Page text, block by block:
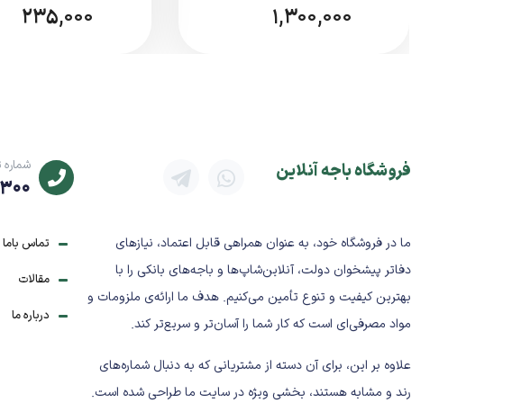
کابل همراه ندارد (به‌صورت جداگانه تهیه می‌شود)
توان خروجی: حداکثر 25 وات
سیستم محافظتی: محافظت در برابر نوسان، افزایش دما
مزایای آداپتور 25 وات سامسونگ
✔ پشتیبانی از سوپر فست‌شارژ واقعی
✔ کیفیت ساخت بالا و اورجینال
✔ شارژ ایمن و پایدار
1,300,000
235,000
فروشگاه باجه آنلاین
ما در فروشگاه خود، به عنوان همراهی قابل اعتماد، نیازهای
دفاتر پیشخوان دولت، آنلاین‌شاپ‌ها و باجه‌های بانکی را با
بهترین کیفیت و تنوع تأمین می‌کنیم. هدف ما ارائه‌ی ملزومات و
مواد مصرفی‌ای است که کار شما را آسان‌تر و سریع‌تر کند.
علاوه بر این، برای آن دسته از مشتریانی که به دنبال شماره‌های
رند و مشابه هستند، بخشی ویژه در سایت ما طراحی شده است.
تماس باما
مقالات
درباره ما